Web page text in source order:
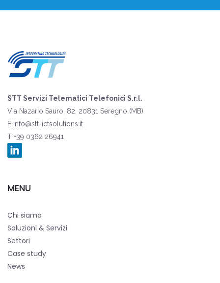
STT Servizi Telematici Telefonici S.r.l.
Via Nazario Sauro, 82, 20831 Seregno (MB)
E info@stt-ictsolutions.it
T +39 0362 26941
MENU
Chi siamo
Soluzioni & Servizi
Settori
Case study
News